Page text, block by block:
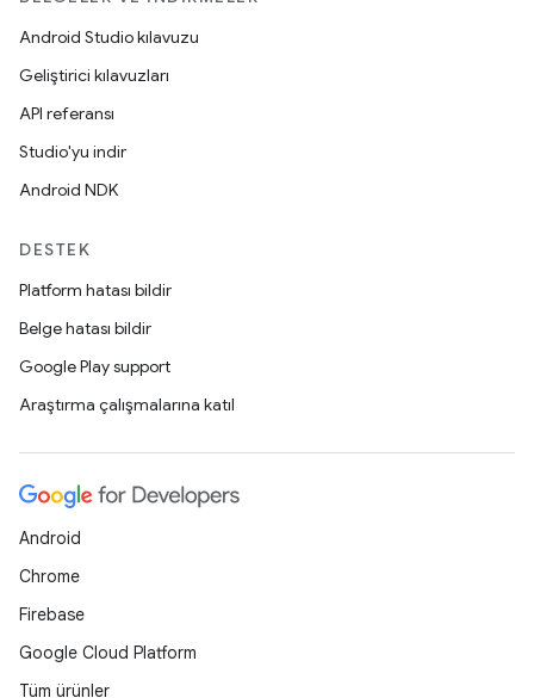
Android Studio kılavuzu
Geliştirici kılavuzları
API referansı
Studio'yu indir
Android NDK
DESTEK
Platform hatası bildir
Belge hatası bildir
Google Play support
Araştırma çalışmalarına katıl
Android
Chrome
Firebase
Google Cloud Platform
Tüm ürünler